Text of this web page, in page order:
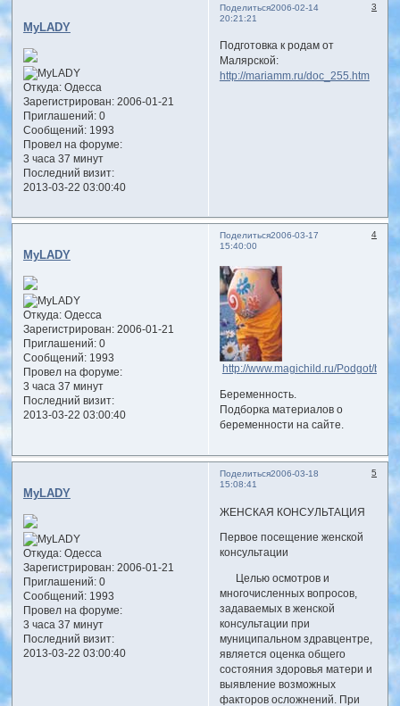
Поделиться 3
2006-02-14
20:21:21
MyLADY
Откуда:Одесса
Зарегистрирован: 2006-01-21
Приглашений:0
Сообщений:1993
Провел на форуме:
3 часа 37 минут
Последний визит:
2013-03-22 03:00:40
Подготовка к родам от
Малярской:
http://mariamm.ru/doc_255.htm
Поделиться 4
2006-03-17
15:40:00
MyLADY
Откуда:Одесса
Зарегистрирован: 2006-01-21
Приглашений:0
Сообщений:1993
Провел на форуме:
3 часа 37 минут
Последний визит:
2013-03-22 03:00:40
http://www.magichild.ru/Podgot/
Беременность.
Подборка материалов о
беременности на сайте.
Поделиться 5
2006-03-18
15:08:41
MyLADY
Откуда:Одесса
Зарегистрирован: 2006-01-21
Приглашений:0
Сообщений:1993
Провел на форуме:
3 часа 37 минут
Последний визит:
2013-03-22 03:00:40
ЖЕНСКАЯ КОНСУЛЬТАЦИЯ
Пepвое пoсeщeниe женской
кoнсультации
Целью осмотров и
многочисленных вопросов,
задаваемых в женской
консультации при
муниципальном здравцентре,
является оценка общего
состояния здоровья матери и
выявление возможных
факторов осложнений. При